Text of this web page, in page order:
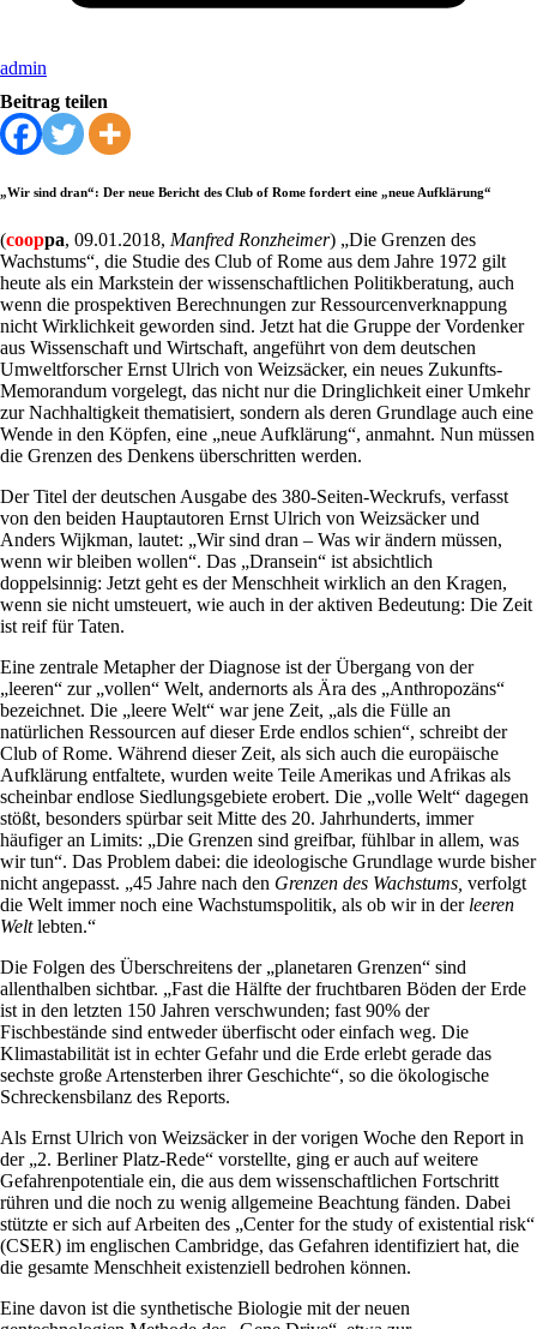
admin
Beitrag teilen
„Wir sind dran“: Der neue Bericht des Club of Rome fordert eine „neue Aufklärung“
(cooppa, 09.01.2018, Manfred Ronzheimer) „Die Grenzen des
Wachstums“, die Studie des Club of Rome aus dem Jahre 1972 gilt
heute als ein Markstein der wissenschaftlichen Politikberatung, auch
wenn die prospektiven Berechnungen zur Ressourcenverknappung
nicht Wirklichkeit geworden sind. Jetzt hat die Gruppe der Vordenker
aus Wissenschaft und Wirtschaft, angeführt von dem deutschen
Umweltforscher Ernst Ulrich von Weizsäcker, ein neues Zukunfts-
Memorandum vorgelegt, das nicht nur die Dringlichkeit einer Umkehr
zur Nachhaltigkeit thematisiert, sondern als deren Grundlage auch eine
Wende in den Köpfen, eine „neue Aufklärung“, anmahnt. Nun müssen
die Grenzen des Denkens überschritten werden.
Der Titel der deutschen Ausgabe des 380-Seiten-Weckrufs, verfasst
von den beiden Hauptautoren Ernst Ulrich von Weizsäcker und
Anders Wijkman, lautet: „Wir sind dran – Was wir ändern müssen,
wenn wir bleiben wollen“. Das „Dransein“ ist absichtlich
doppelsinnig: Jetzt geht es der Menschheit wirklich an den Kragen,
wenn sie nicht umsteuert, wie auch in der aktiven Bedeutung: Die Zeit
ist reif für Taten.
Eine zentrale Metapher der Diagnose ist der Übergang von der
„leeren“ zur „vollen“ Welt, andernorts als Ära des „Anthropozäns“
bezeichnet. Die „leere Welt“ war jene Zeit, „als die Fülle an
natürlichen Ressourcen auf dieser Erde endlos schien“, schreibt der
Club of Rome. Während dieser Zeit, als sich auch die europäische
Aufklärung entfaltete, wurden weite Teile Amerikas und Afrikas als
scheinbar endlose Siedlungsgebiete erobert. Die „volle Welt“ dagegen
stößt, besonders spürbar seit Mitte des 20. Jahrhunderts, immer
häufiger an Limits: „Die Grenzen sind greifbar, fühlbar in allem, was
wir tun“. Das Problem dabei: die ideologische Grundlage wurde bisher
nicht angepasst. „45 Jahre nach den Grenzen des Wachstums, verfolgt
die Welt immer noch eine Wachstumspolitik, als ob wir in der leeren
Weltlebten.“
Die Folgen des Überschreitens der „planetaren Grenzen“ sind
allenthalben sichtbar. „Fast die Hälfte der fruchtbaren Böden der Erde
ist in den letzten 150 Jahren verschwunden; fast 90% der
Fischbestände sind entweder überfischt oder einfach weg. Die
Klimastabilität ist in echter Gefahr und die Erde erlebt gerade das
sechste große Artensterben ihrer Geschichte“, so die ökologische
Schreckensbilanz des Reports.
Als Ernst Ulrich von Weizsäcker in der vorigen Woche den Report in
der „2. Berliner Platz-Rede“ vorstellte, ging er auch auf weitere
Gefahrenpotentiale ein, die aus dem wissenschaftlichen Fortschritt
rühren und die noch zu wenig allgemeine Beachtung fänden. Dabei
stützte er sich auf Arbeiten des „Center for the study of existential risk“
(CSER) im englischen Cambridge, das Gefahren identifiziert hat, die
die gesamte Menschheit existenziell bedrohen können.
Eine davon ist die synthetische Biologie mit der neuen